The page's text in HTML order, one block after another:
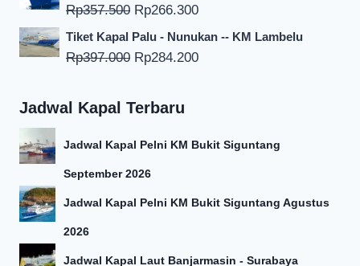
Rp357.500 Harga
aslinya
adalah:
Rp266.300Harga
saat
ini
Tiket Kapal Palu - Nunukan -- KM Lambelu
Rp397.000 Harga
adalah:
Rp284.200Harga
Rp284.200.
Jadwal Kapal Terbaru
Jadwal Kapal Pelni KM Bukit Siguntang
September 2026
Jadwal Kapal Pelni KM Bukit Siguntang Agustus
2026
Jadwal Kapal Laut Banjarmasin - Surabaya